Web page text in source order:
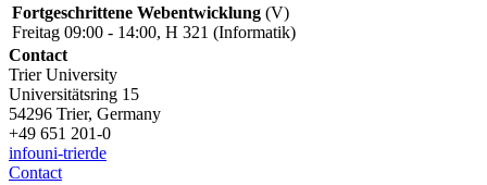
Fortgeschrittene Webentwicklung (V)
Freitag 09:00 - 14:00, H 321 (Informatik)
Contact
Trier University
Universitätsring 15
54296 Trier, Germany
+49 651 201-0
infouni-trierde
Contact